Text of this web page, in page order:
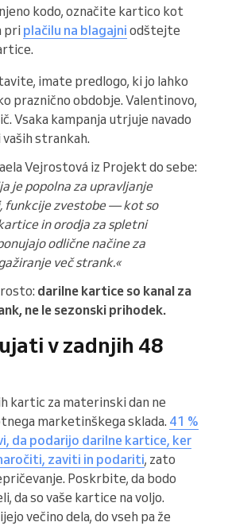
kodo, označite kartico kot
pri plačilu na blagajni odštejte
imate predlogo, ki jo lahko
praznično obdobje. Valentinovo,
Vsaka kampanja utrjuje navado
strankah.
Vejrostová iz Projekt do sebe:
je popolna za upravljanje
funkcije zvestobe — kot so
in orodja za spletni
odlične načine za
več strank.«
darilne kartice so kanal za
ne le sezonski prihodek.
v zadnjih 48
kartic za materinski dan ne
marketinškega sklada. 41 %
da podarijo darilne kartice, ker
zaviti in podariti, zato
Poskrbite, da bodo
da so vaše kartice na voljo.
večino dela, do vseh pa že